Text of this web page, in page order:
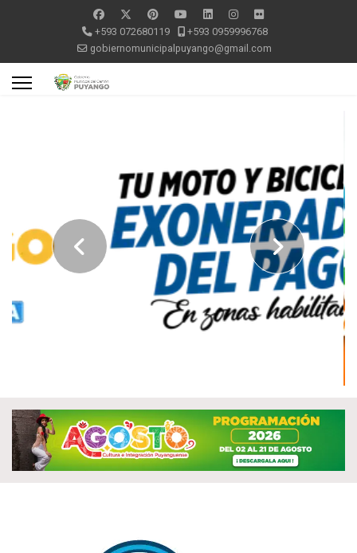
+593 072680119
+593 0959996768
gobiernomunicipalpuyango@gmail.com